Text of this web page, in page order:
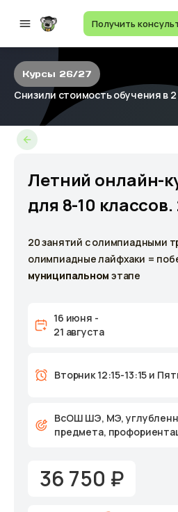
Получить
Курсы 26/27
Снизили стоимость обучения в 2
Летний онлайн-
для 8-10
20 занятий с олимпиадными
олимпиадные лайфхаки =
муниципальномэтапе
16 июня -
21 августа
Вторник 12:15-13:15 и
ВсОШ ШЭ, МЭ,
предмета,
36 750 ₽